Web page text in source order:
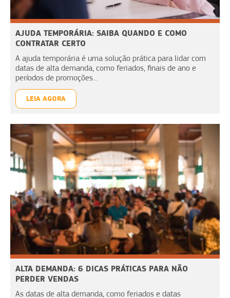
AJUDA TEMPORÁRIA: SAIBA QUANDO E COMO
CONTRATAR CERTO
A ajuda temporária é uma solução prática para lidar com
datas de alta demanda, como feriados, finais de ano e
períodos de promoções...
LEIA AGORA
ALTA DEMANDA: 6 DICAS PRÁTICAS PARA NÃO
PERDER VENDAS
As datas de alta demanda, como feriados e datas